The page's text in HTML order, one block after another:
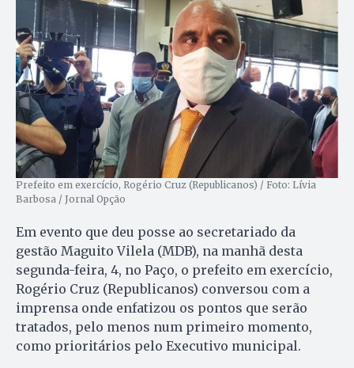
Prefeito em exercício, Rogério Cruz (Republicanos) / Foto: Lívia
Barbosa / Jornal Opção
Em evento que deu posse ao secretariado da
gestão Maguito Vilela (MDB), na manhã desta
segunda-feira, 4, no Paço, o prefeito em exercício,
Rogério Cruz (Republicanos) conversou com a
imprensa onde enfatizou os pontos que serão
tratados, pelo menos num primeiro momento,
como prioritários pelo Executivo municipal.